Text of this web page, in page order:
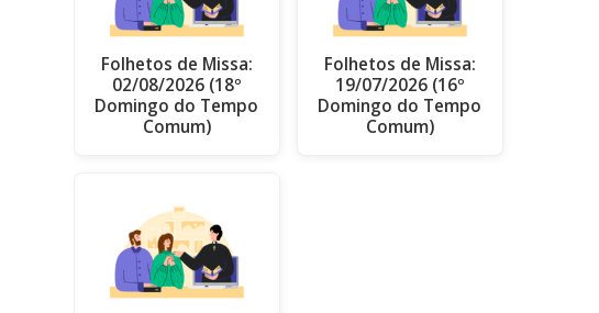
Folhetos de Missa:
02/08/2026 (18º
Domingo do Tempo
Comum)
Folhetos de Missa:
19/07/2026 (16º
Domingo do Tempo
Comum)